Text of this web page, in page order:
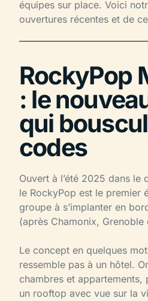
équipes sur place. Voici
ouvertures récentes et de
RockyPop
: le
qui
codes
Ouvert à l’été 2025 dans le
le RockyPop est le premier
groupe à s’implanter en
(après Chamonix, Grenoble
Le concept en quelques
ressemble pas à un hôtel.
chambres et appartements,
un rooftop avec vue sur la